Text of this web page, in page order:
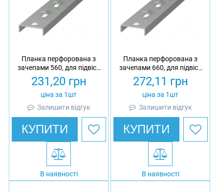
Планка перфорована з
зачепами 560, для підвісу
сітчастого лотка 500,
оцинкована, Ardic
231,20грн
ціна за 1шт
Залишити відгук
КУПИТИ
В наявності
Планка перфорована з
зачепами 660, для підвісу
сітчастого лотка 600,
оцинкована, Ardic
272,11 грн
ціна за 1шт
Залишити відгук
КУПИТИ
В наявності